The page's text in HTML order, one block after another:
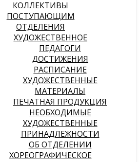
КОЛЛЕКТИВЫ
ПОСТУПАЮЩИМ
ОТДЕЛЕНИЯ
ХУДОЖЕСТВЕННОЕ
ПЕДАГОГИ
ДОСТИЖЕНИЯ
РАСПИСАНИЕ
ХУДОЖЕСТВЕННЫЕ
МАТЕРИАЛЫ
ПЕЧАТНАЯ ПРОДУКЦИЯ
НЕОБХОДИМЫЕ
ХУДОЖЕСТВЕННЫЕ
ПРИНАДЛЕЖНОСТИ
ОБ ОТДЕЛЕНИИ
ХОРЕОГРАФИЧЕСКОЕ